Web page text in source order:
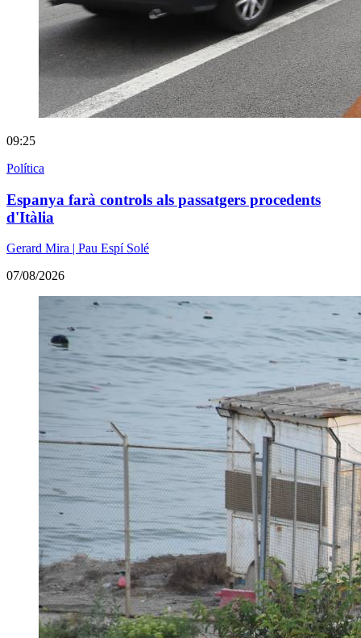
09:25
Política
Espanya farà controls als passatgers procedents
d'Itàlia
Gerard Mira | Pau Espí Solé
07/08/2026